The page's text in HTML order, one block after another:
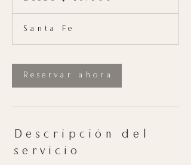
0
n
Santa Fe
Reservar ahora
Descripción del
servicio